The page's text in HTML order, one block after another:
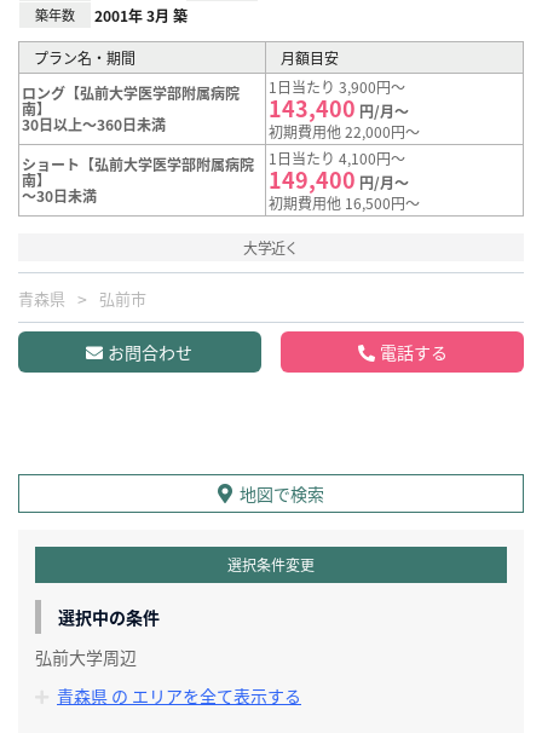
築年数 2001年 3月 築
プラン名・期間
月額目安
ロング【弘前大学医学部附属病院
南】
30日以上～360日未満
1日当たり 3,900円～
143,400 円/月～
初期費用他 22,000円～
ショート【弘前大学医学部附属病院
南】
～30日未満
1日当たり 4,100円～
149,400 円/月～
初期費用他 16,500円～
大学近く
青森県 弘前市
お問合わせ 電話する
地図で検索
選択条件変更
選択中の条件
弘前大学周辺
青森県 の エリアを全て表示する